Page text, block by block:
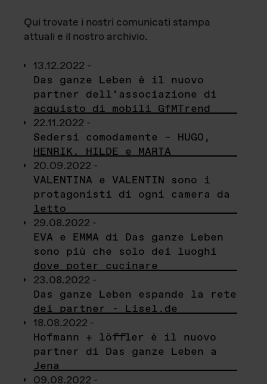
Qui trovate i nostri comunicati stampa
attuali e il nostro archivio.
13.12.2022 -
Das ganze Leben è il nuovo
partner dell’associazione di
acquisto di mobili GfMTrend
22.11.2022 -
Sedersi comodamente – HUGO,
HENRIK, HILDE e MARTA
20.09.2022 -
VALENTINA e VALENTIN sono i
protagonisti di ogni camera da
letto
29.08.2022 -
EVA e EMMA di Das ganze Leben
sono più che solo dei luoghi
dove poter cucinare
23.08.2022 -
Das ganze Leben espande la rete
dei partner - Lisel.de
18.08.2022 -
Hofmann + löffler è il nuovo
partner di Das ganze Leben a
Jena
09.08.2022 -